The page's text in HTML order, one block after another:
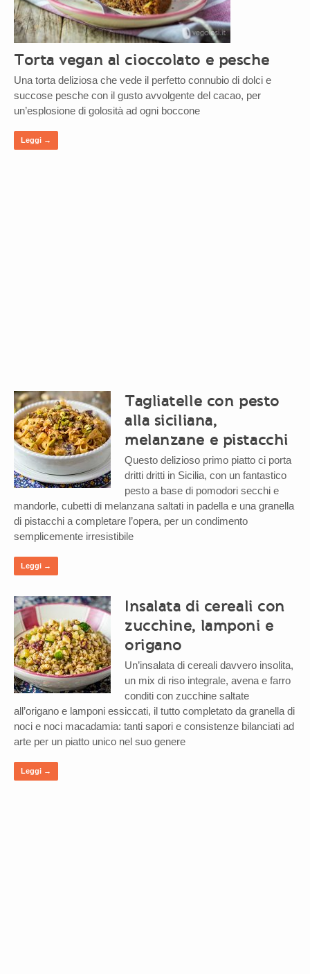
Torta vegan al cioccolato e pesche
Una torta deliziosa che vede il perfetto connubio di dolci e
succose pesche con il gusto avvolgente del cacao, per
un’esplosione di golosità ad ogni boccone
Leggi →
Tagliatelle con pesto
alla siciliana,
melanzane e pistacchi
Questo delizioso primo piatto ci porta
dritti dritti in Sicilia, con un fantastico
pesto a base di pomodori secchi e
mandorle, cubetti di melanzana saltati in padella e una granella
di pistacchi a completare l’opera, per un condimento
semplicemente irresistibile
Leggi →
Insalata di cereali con
zucchine, lamponi e
origano
Un’insalata di cereali davvero insolita,
un mix di riso integrale, avena e farro
conditi con zucchine saltate
all’origano e lamponi essiccati, il tutto completato da granella di
noci e noci macadamia: tanti sapori e consistenze bilanciati ad
arte per un piatto unico nel suo genere
Leggi →